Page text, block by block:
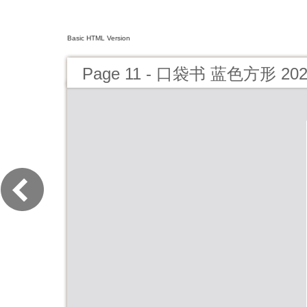
Basic HTML Version
Page 11 - 口袋书 蓝色方形